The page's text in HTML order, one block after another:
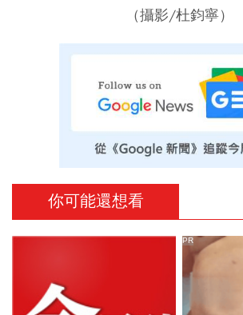
（攝影/杜鈞寧）
你可能還想看
PR